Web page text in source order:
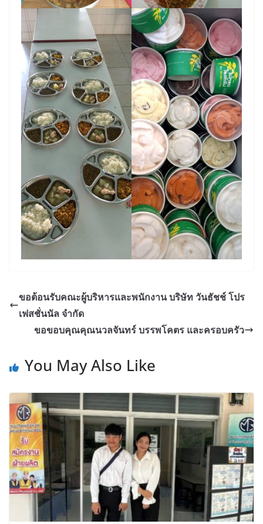
ขอต้อนรับคณะผู้บริหารและพนักงาน บริษัท วันธัชช์ โปร
เฟสชั่นนัล จำกัด
ขอขอบคุณคุณนวลจันทร์ บรรพโคตร และครอบครัว
You May Also Like